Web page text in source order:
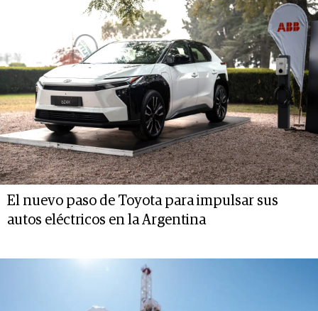
El nuevo paso de Toyota para impulsar sus
autos eléctricos en la Argentina